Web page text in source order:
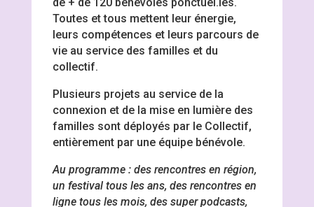
Toutes et tous mettent leur énergie,
leurs compétences et leurs parcours de
vie au service des familles et du
collectif.
Plusieurs projets au service de la
connexion et de la mise en lumière des
familles sont déployés par le Collectif,
entièrement par une équipe bénévole.
Au programme : des rencontres en région,
un festival tous les ans, des rencontres en
ligne tous les mois, des super podcasts,